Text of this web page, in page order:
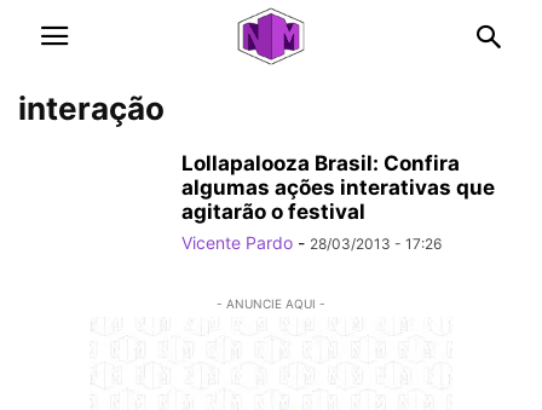
interação
Lollapalooza Brasil: Confira
algumas ações interativas que
agitarão o festival
Vicente Pardo - 28/03/2013 - 17:26
- ANUNCIE AQUI -